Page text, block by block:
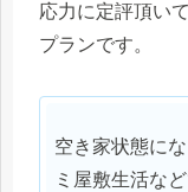
応力に定評頂い
プランです。
空き家状態に
ミ屋敷生活な